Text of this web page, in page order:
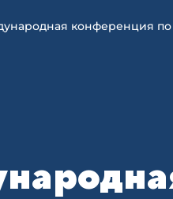
конференция по